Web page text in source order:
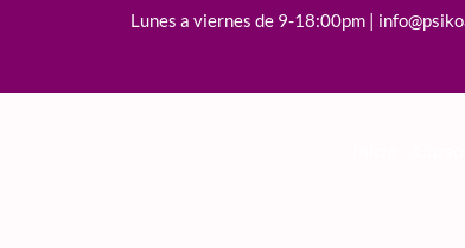
Lunes a viernes de 9-18:00pm |